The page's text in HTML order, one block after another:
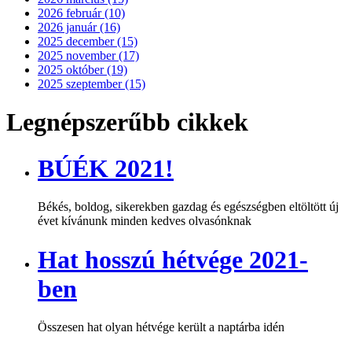
2026 február (10)
2026 január (16)
2025 december (15)
2025 november (17)
2025 október (19)
2025 szeptember (15)
Legnépszerűbb cikkek
BÚÉK 2021!
Békés, boldog, sikerekben gazdag és egészségben eltöltött új
évet kívánunk minden kedves olvasónknak
Hat hosszú hétvége 2021-
ben
Összesen hat olyan hétvége került a naptárba idén